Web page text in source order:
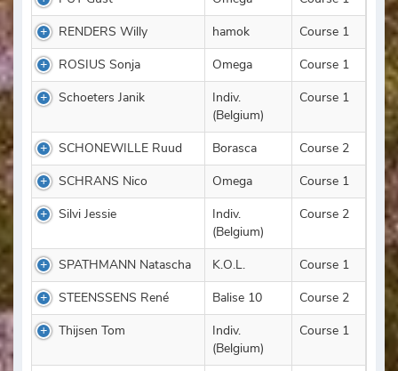
RENDERS Willy
hamok
Course 1
ROSIUS Sonja
Omega
Course 1
Schoeters Janik
Indiv.
(Belgium)
Course 1
SCHONEWILLE Ruud Borasca
Course 2
SCHRANS Nico
Omega
Course 1
Silvi Jessie
Indiv.
(Belgium)
Course 2
SPATHMANN Natascha K.O.L.
Course 1
STEENSSENS René
Balise 10
Course 2
Thijsen Tom
Indiv.
(Belgium)
Course 1